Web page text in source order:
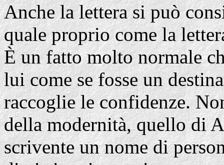
Anche la lettera si può
quale proprio come la
È un fatto molto normale
lui come se fosse un
raccoglie le confidenze.
della modernità, quello di
scrivente un nome di